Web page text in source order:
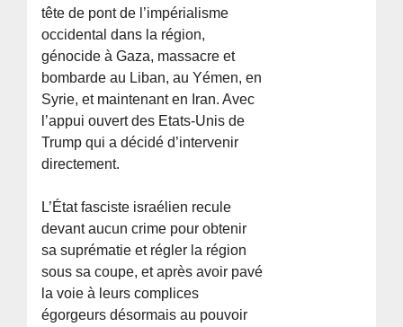
tête de pont de l’impérialisme
occidental dans la région,
génocide à Gaza, massacre et
bombarde au Liban, au Yémen, en
Syrie, et maintenant en Iran. Avec
l’appui ouvert des Etats-Unis de
Trump qui a décidé d’intervenir
directement.
L’État fasciste israélien recule
devant aucun crime pour obtenir
sa suprématie et régler la région
sous sa coupe, et après avoir pavé
la voie à leurs complices
égorgeurs désormais au pouvoir